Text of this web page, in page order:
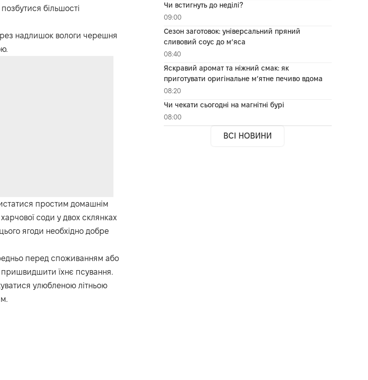
більшості
надлишок вологи черешня
простим домашнім
соди у двох склянках
ягоди необхідно добре
перед споживанням або
пришвидшити їхнє псування.
улюбленою літньою
Чи встигнуть до неділі?
09:00
Сезон заготовок: універсальний пряний
сливовий соус до мʼяса
08:40
Яскравий аромат та ніжний смак: як
приготувати оригінальне м’ятне печиво вдома
08:20
Чи чекати сьогодні на магнітні бурі
08:00
ВСІ НОВИНИ